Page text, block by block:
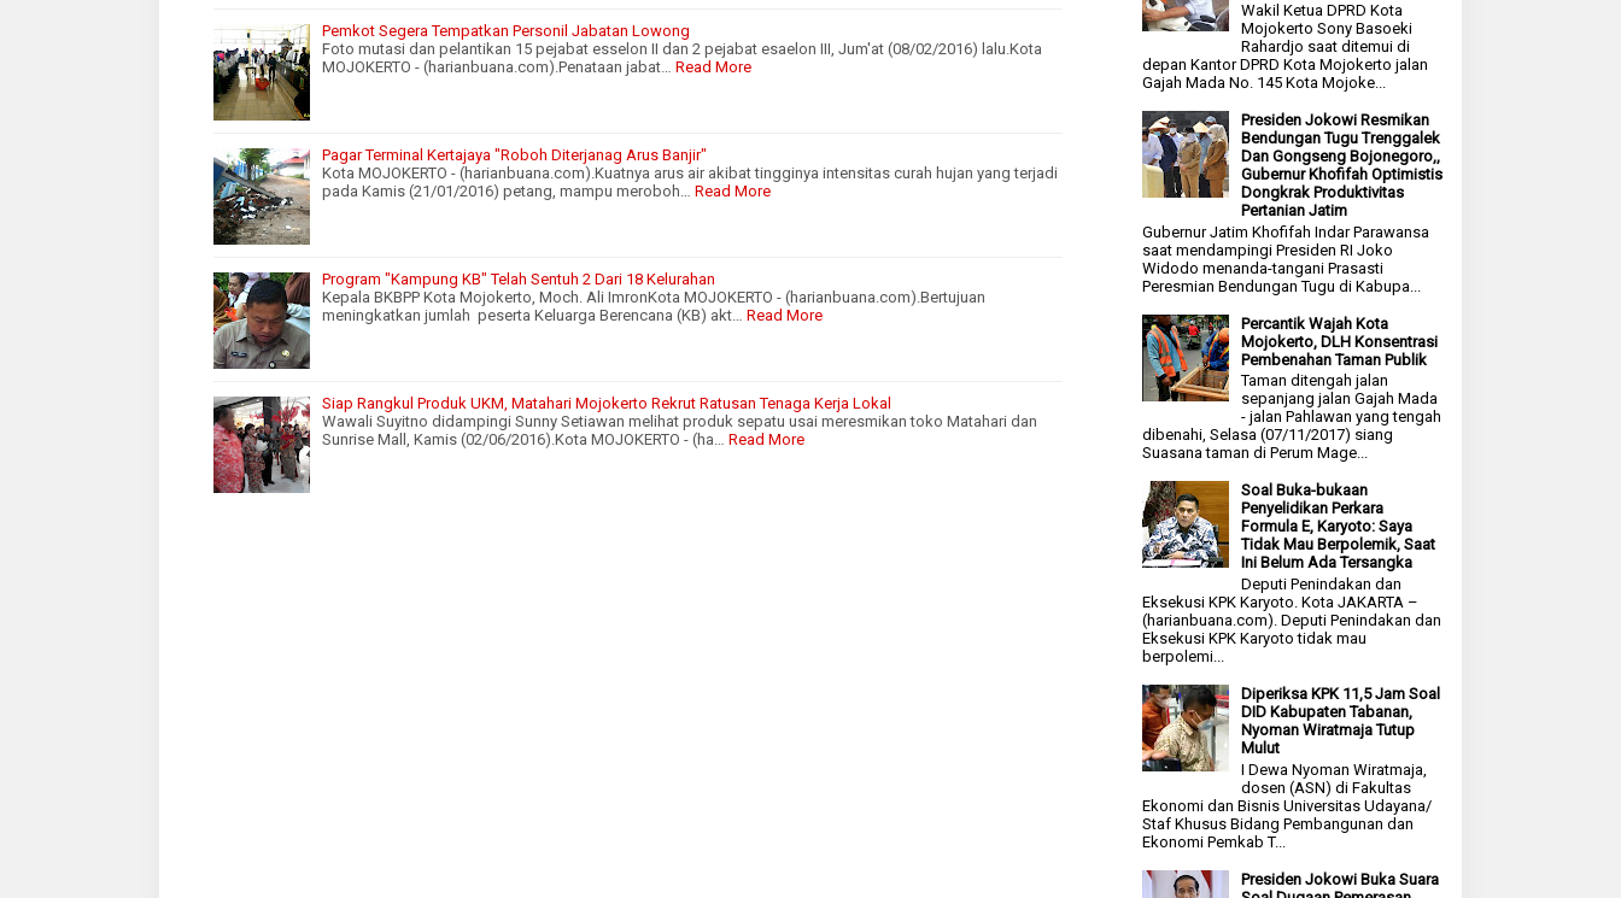
Pemkot Segera Tempatkan Personil Jabatan Lowong
Foto mutasi dan pelantikan 15 pejabat esselon II dan 2 pejabat esaelon III, Jum'at (08/02/2016) lalu.Kota
MOJOKERTO - (harianbuana.com).Penataan jabat… Read More
Pagar Terminal Kertajaya "Roboh Diterjanag Arus Banjir"
Kota MOJOKERTO - (harianbuana.com).Kuatnya arus air akibat tingginya intensitas curah hujan yang terjadi
pada Kamis (21/01/2016) petang, mampu meroboh… Read More
Program "Kampung KB" Telah Sentuh 2 Dari 18 Kelurahan
Kepala BKBPP Kota Mojokerto, Moch. Ali ImronKota MOJOKERTO - (harianbuana.com).Bertujuan
meningkatkan jumlah peserta Keluarga Berencana (KB) akt… Read More
Siap Rangkul Produk UKM, Matahari Mojokerto Rekrut Ratusan Tenaga Kerja Lokal
Wawali Suyitno didampingi Sunny Setiawan melihat produk sepatu usai meresmikan toko Matahari dan
Sunrise Mall, Kamis (02/06/2016).Kota MOJOKERTO - (ha… Read More
Wakil Ketua DPRD Kota
Mojokerto Sony Basoeki
Rahardjo saat ditemui di
depan Kantor DPRD Kota Mojokerto jalan
Gajah Mada No. 145 Kota Mojoke...
Presiden Jokowi Resmikan
Bendungan Tugu Trenggalek
Dan Gongseng Bojonegoro,,
Gubernur Khofifah Optimistis
Dongkrak Produktivitas
Pertanian Jatim
Gubernur Jatim Khofifah Indar Parawansa
saat mendampingi Presiden RI Joko
Widodo menanda-tangani Prasasti
Peresmian Bendungan Tugu di Kabupa...
Percantik Wajah Kota
Mojokerto, DLH Konsentrasi
Pembenahan Taman Publik
Taman ditengah jalan
sepanjang jalan Gajah Mada
- jalan Pahlawan yang tengah
dibenahi, Selasa (07/11/2017) siang
Suasana taman di Perum Mage...
Soal Buka-bukaan
Penyelidikan Perkara
Formula E, Karyoto: Saya
Tidak Mau Berpolemik, Saat
Ini Belum Ada Tersangka
Deputi Penindakan dan
Eksekusi KPK Karyoto. Kota JAKARTA –
(harianbuana.com). Deputi Penindakan dan
Eksekusi KPK Karyoto tidak mau
berpolemi...
Diperiksa KPK 11,5 Jam Soal
DID Kabupaten Tabanan,
Nyoman Wiratmaja Tutup
Mulut
I Dewa Nyoman Wiratmaja,
dosen (ASN) di Fakultas
Ekonomi dan Bisnis Universitas Udayana/
Staf Khusus Bidang Pembangunan dan
Ekonomi Pemkab T...
Presiden Jokowi Buka Suara